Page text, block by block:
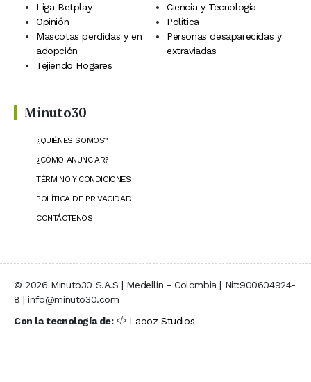
Liga Betplay
Ciencia y Tecnología
Opinión
Política
Mascotas perdidas y en
adopción
Personas desaparecidas y
extraviadas
Tejiendo Hogares
Minuto30
¿QUIÉNES SOMOS?
¿CÓMO ANUNCIAR?
TÉRMINO Y CONDICIONES
POLÍTICA DE PRIVACIDAD
CONTÁCTENOS
© 2026 Minuto30 S.A.S | Medellín - Colombia | Nit:900604924-
8 | info@minuto30.com
Con la tecnología de:
Laooz Studios